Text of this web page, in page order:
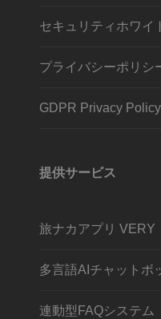
セキュリティホワイ
プライバシーポリシ
GDPR Privacy Policy
提供サービス
旅ナカアプリ VERY
多言語AIチャットボ
連動型FAQシステム